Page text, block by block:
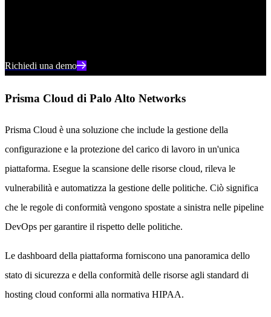
Richiedi una demo
Prisma Cloud di Palo Alto Networks
Prisma Cloud è una soluzione che include la gestione della
configurazione e la protezione del carico di lavoro in un'unica
piattaforma. Esegue la scansione delle risorse cloud, rileva le
vulnerabilità e automatizza la gestione delle politiche. Ciò significa
che le regole di conformità vengono spostate a sinistra nelle pipeline
DevOps per garantire il rispetto delle politiche.
Le dashboard della piattaforma forniscono una panoramica dello
stato di sicurezza e della conformità delle risorse agli standard di
hosting cloud conformi alla normativa HIPAA.